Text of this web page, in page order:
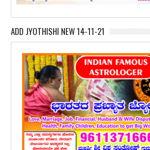
ADD JYOTHISHI NEW 14-11-21